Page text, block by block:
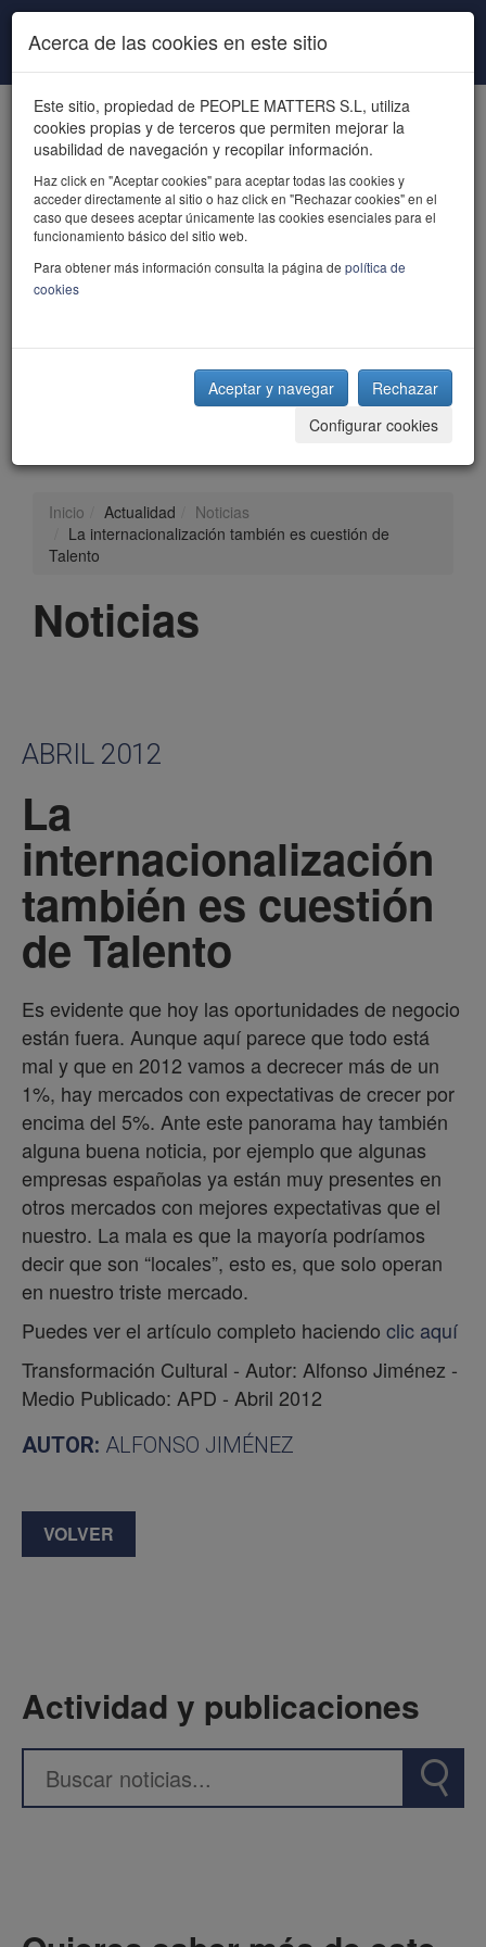
Pasar al contenido principal
powered by talent
Inicio Actualidad
Noticias
La internacionalización también es cuestión de
Talento
Noticias
ABRIL 2012
La
internacionalización
también es cuestión
de Talento
Es evidente que hoy las oportunidades de negocio
están fuera. Aunque aquí parece que todo está
mal y que en 2012 vamos a decrecer más de un
1%, hay mercados con expectativas de crecer por
encima del 5%. Ante este panorama hay también
alguna buena noticia, por ejemplo que algunas
empresas españolas ya están muy presentes en
otros mercados con mejores expectativas que el
nuestro. La mala es que la mayoría podríamos
decir que son “locales”, esto es, que solo operan
en nuestro triste mercado.
Puedes ver el artículo completo haciendo clic aquí
Transformación Cultural - Autor: Alfonso Jiménez -
Medio Publicado: APD - Abril 2012
AUTOR: ALFONSO JIMÉNEZ
VOLVER
Actividad y publicaciones
Acerca de las cookies en este sitio
Este sitio, propiedad de PEOPLE MATTERS S.L, utiliza
cookies propias y de terceros que permiten mejorar la
usabilidad de navegación y recopilar información.
Haz click en "Aceptar cookies" para aceptar todas las cookies y
acceder directamente al sitio o haz click en "Rechazar cookies" en el
caso que desees aceptar únicamente las cookies esenciales para el
funcionamiento básico del sitio web.
Para obtener más información consulta la página de política de
cookies
Aceptar y navegar
Rechazar
Configurar cookies